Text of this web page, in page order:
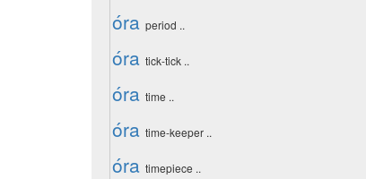
óra period ..
óra tick-tick ..
óra time ..
óra time-keeper ..
óra timepiece ..